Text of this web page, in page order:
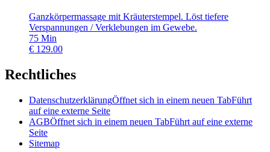
Ganzkörpermassage mit Kräuterstempel. Löst tiefere
Verspannungen / Verklebungen im Gewebe.
75 Min
€ 129.00
Rechtliches
DatenschutzerklärungÖffnet sich in einem neuen TabFührt
auf eine externe Seite
AGBÖffnet sich in einem neuen TabFührt auf eine externe
Seite
Sitemap